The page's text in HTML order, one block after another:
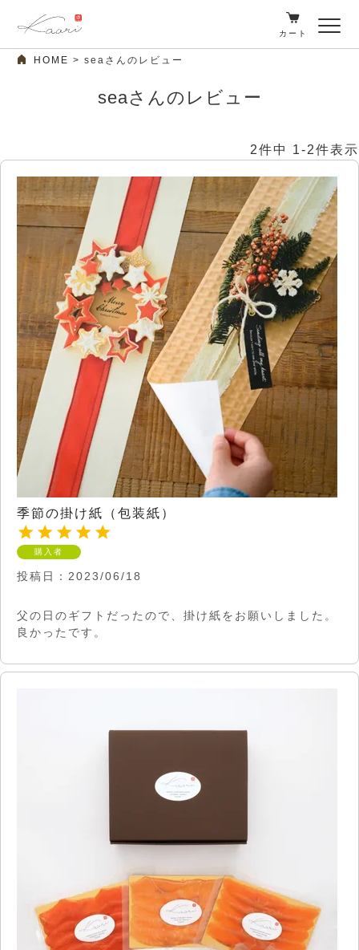
カート
HOME seaさんのレビュー
seaさんのレビュー
2件中 1-2件表示
季節の掛け紙（包装紙）
購入者
投稿日 2023/06/18
父の日のギフトだったので、掛け紙をお願いしました。
良かったです。